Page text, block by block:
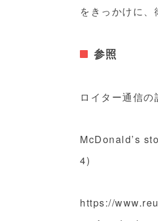
をきっかけに、
参照
ロイター通信
McDonald’s
4)
https://